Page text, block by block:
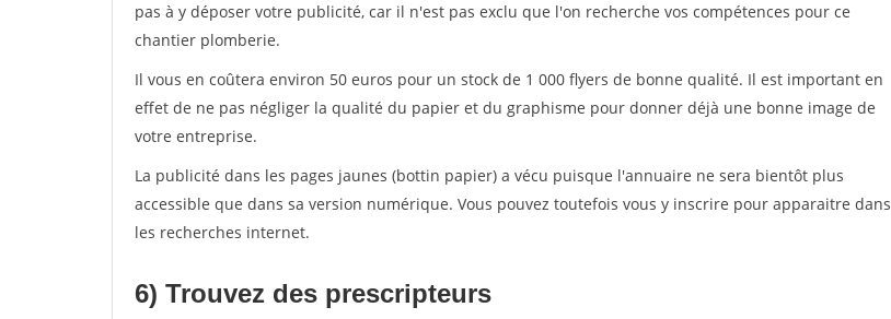
pas à y déposer votre publicité, car il n'est pas exclu que l'on recherche vos compétences pour ce
chantier plomberie.
Il vous en coûtera environ 50 euros pour un stock de 1 000 flyers de bonne qualité. Il est important en
effet de ne pas négliger la qualité du papier et du graphisme pour donner déjà une bonne image de
votre entreprise.
La publicité dans les pages jaunes (bottin papier) a vécu puisque l'annuaire ne sera bientôt plus
accessible que dans sa version numérique. Vous pouvez toutefois vous y inscrire pour apparaitre dans
les recherches internet.
6) Trouvez des prescripteurs